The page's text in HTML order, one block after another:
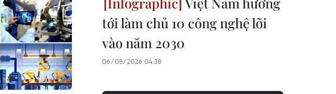
tới làm chủ 10 công nghệ lõi
vào năm 2030
06/08/2026 04:38